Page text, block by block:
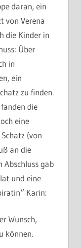
daran, ein
von Verena
die Kinder in
Über
in
ein
zu finden.
die
eine
(von
an die
Abschluss gab
und eine
Karin:
Wunsch,
können.